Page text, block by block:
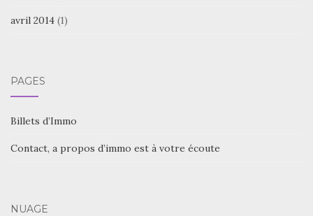
avril 2014 (1)
PAGES
Billets d’Immo
Contact, a propos d’immo est à votre écoute
NUAGE